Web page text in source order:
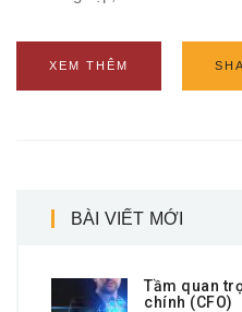
XEM THÊM
BÀI VIẾT MỚI
Tầm quan
chính (CFO)